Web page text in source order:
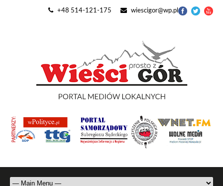
+48 514-121-175 wiescigor@wp.pl